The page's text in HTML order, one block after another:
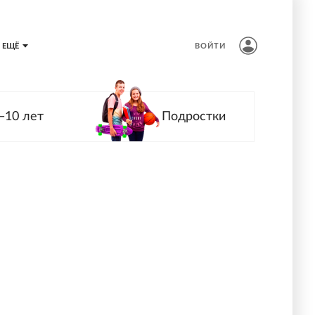
ЕЩЁ ВОЙТИ
лет Подростки